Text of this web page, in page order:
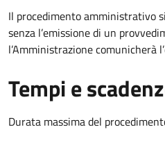
Il procedimento amministrativo
senza l’emissione di un
l’Amministrazione comunicherà
Tempi e
Durata massima del